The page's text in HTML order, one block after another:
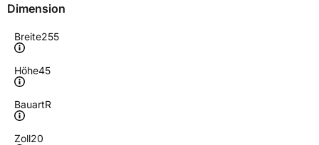
Dimension
Breite255
Höhe45
BauartR
Zoll20